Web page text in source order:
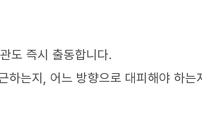
도 즉시 출동합니다.
는지, 어느 방향으로 대피해야 하는